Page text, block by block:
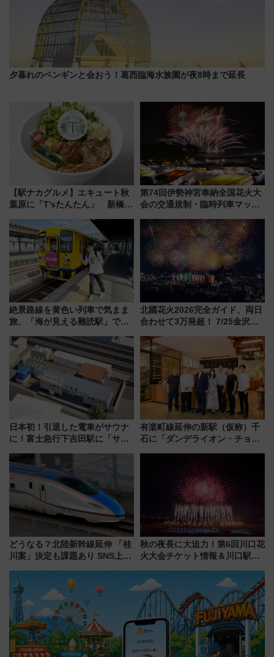
夕暮れのペンギンと会おう！葛西臨海水族園が夜8時まで延長
【駅ナカグルメ】エキュート秋
葉原に「T’sたんたん」 新橋に
饅」、オムライス専門店「肉と
たまご」新グルメ続々登場！
【2026年8月】
第74回伊勢神宮奉納全国花火大
会の交通規制・臨時列車マッ
セス
絶景路線を黄色い列車で気まま
旅、「海が見える難読駅」で幸
「新・鉄道ひとり旅」279回目
の舞台は「島原鉄道」
北國花火2026完全ガイド、両日
合わせて3万発超！ 7/25金沢大
会の日程・アクセス・観覧席ま
とめ（石川県）
日本初！引退した電車がサウナ
に！富士急行下吉田駅に「サ電
業 行き交う電車の音や振動を
感じながら「ととのう」新感覚
有楽町線延伸の新駅（仮称）千
石に「ダンデライオン・チョコ
1億円出資で挑む新時代のまちづ
どうなる？北陸新幹線延伸 「桂
川案」決定も課題あり SNS上の
秋の夜長に大迫力！第6回川口花
火大会チケット情報＆川口駅か